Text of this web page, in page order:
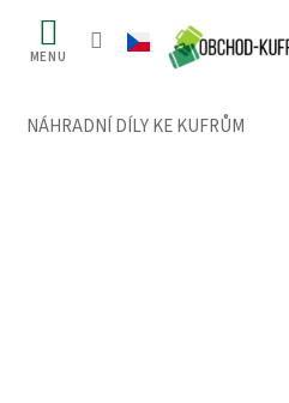
obsah
NÁHRADNÍ DÍLY KE KUFRŮM